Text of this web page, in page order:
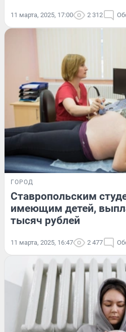
11 марта, 2025, 17:00 2 312
ГОРОД
Ставропольским
имеющим детей,
тысяч рублей
11 марта, 2025, 16:47 2 477